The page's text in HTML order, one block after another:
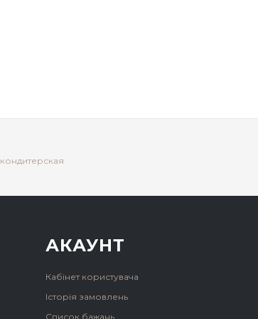
кондитерская
АКАУНТ
Кабінет користувача
Історія замовлень
Список бажань